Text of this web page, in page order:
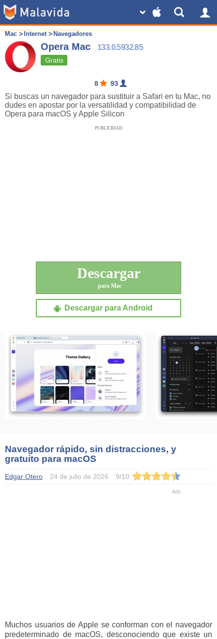
Mac Internet Navegadores
Opera Mac 133.0.5932.85
Gratis
8 93
Si buscas un navegador para sustituir a Safari en tu Mac, no
dudes en apostar por la versatilidad y compatibilidad de
Opera para macOS y Apple Silicon
PUBLICIDAD
Descargar
para Mac
Descargar para Android
Navegador rápido, sin distracciones, y
gratuito para macOS
Edgar Otero 24 de julio de 2026 9/10
Muchos usuarios de Apple se conforman con el navegador
predeterminado de macOS, desconociendo que existe un